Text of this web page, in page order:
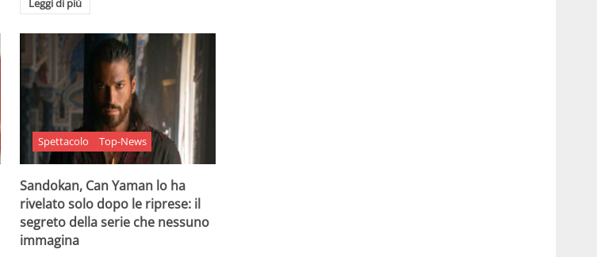
Leggi di più
Spettacolo Top-News
Sandokan, Can Yaman lo ha
rivelato solo dopo le riprese: il
segreto della serie che nessuno
immagina